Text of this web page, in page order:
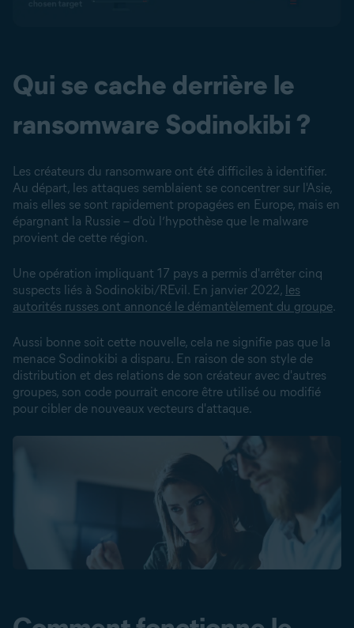
Qui se cache derrière le
ransomware Sodinokibi ?
Les créateurs du ransomware ont été difficiles à identifier.
Au départ, les attaques semblaient se concentrer sur l'Asie,
mais elles se sont rapidement propagées en Europe, mais en
épargnant la Russie – d'où l’hypothèse que le malware
provient de cette région.
Une opération impliquant 17 pays a permis d'arrêter cinq
suspects liés à Sodinokibi/REvil. En janvier 2022, les
autorités russes ont annoncé le démantèlement du groupe.
Aussi bonne soit cette nouvelle, cela ne signifie pas que la
menace Sodinokibi a disparu. En raison de son style de
distribution et des relations de son créateur avec d'autres
groupes, son code pourrait encore être utilisé ou modifié
pour cibler de nouveaux vecteurs d'attaque.